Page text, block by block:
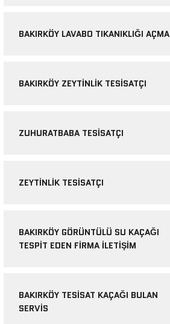
BAKIRKÖY LAVABO TIKANIKLIĞI AÇMA
BAKIRKÖY ZEYTINLIK TESISATÇI
ZUHURATBABA TESISATÇI
ZEYTINLIK TESISATÇI
BAKIRKÖY GÖRÜNTÜLÜ SU KAÇAĞI
TESPIT EDEN FIRMA ILETIŞIM
BAKIRKÖY TESISAT KAÇAĞI BULAN
SERVIS